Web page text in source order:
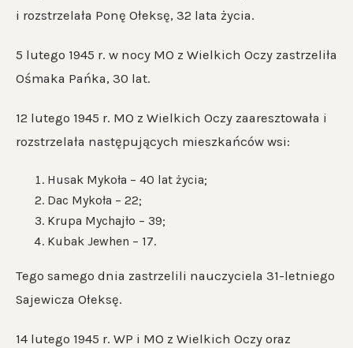
i rozstrzelała Ponę Ołeksę, 32 lata życia.
5 lutego 1945 r. w nocy MO z Wielkich Oczy zastrzeliła
Ośmaka Pańka, 30 lat.
12 lutego 1945 r. MO z Wielkich Oczy zaaresztowała i
rozstrzelała następujących mieszkańców wsi:
Husak Mykoła – 40 lat życia;
Dac Mykoła – 22;
Krupa Mychajło – 39;
Kubak Jewhen – 17.
Tego samego dnia zastrzelili nauczyciela 31-letniego
Sajewicza Ołeksę.
14 lutego 1945 r. WP i MO z Wielkich Oczy oraz